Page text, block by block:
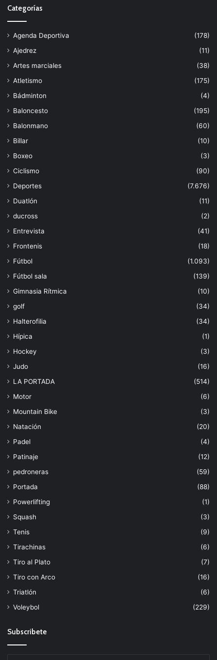
Categorías
Agenda Deportiva
(178)
Ajedrez
(11)
Artes marciales
(38)
Atletismo
(175)
Bádminton
(4)
Baloncesto
(195)
Balonmano
(60)
Billar
(10)
Boxeo
(3)
Ciclismo
(90)
Deportes
(7.676)
Duatlón
(11)
ducross
(2)
Entrevista
(41)
Frontenis
(18)
Fútbol
(1.093)
Fútbol sala
(139)
Gimnasia Rítmica
(10)
golf
(34)
Halterofilia
(34)
Hípica
(1)
Hockey
(3)
Judo
(16)
LA PORTADA
(514)
Motor
(6)
Mountain Bike
(3)
Natación
(20)
Padel
(4)
Patinaje
(12)
pedroneras
(59)
Portada
(88)
Powerlifting
(1)
Squash
(3)
Tenis
(9)
Tirachinas
(6)
Tiro al Plato
(7)
Tiro con Arco
(16)
Triatlón
(6)
Voleybol
(229)
Subscribete